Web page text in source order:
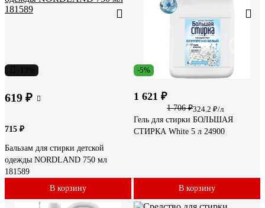
619 ₽
715 ₽
Бальзам для стирки детской
одежды NORDLAND 750 мл
181589
В корзину
-5%
1 621 ₽
1 706 ₽324.2 ₽/л
Гель для стирки БОЛЬШАЯ
СТИРКА White 5 л 24900
В корзину